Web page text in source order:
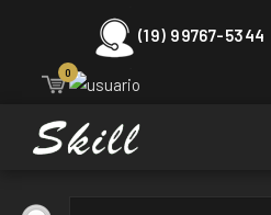
(19) 99767-5344
0